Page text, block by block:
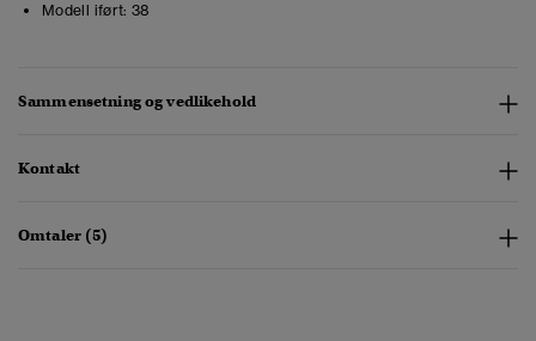
Modell iført: 38
Sammensetning og vedlikehold
Kontakt
Omtaler (5)